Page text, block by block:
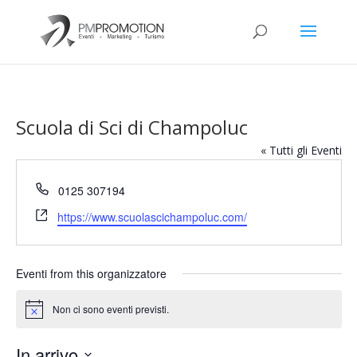
Scuola di Sci di Champoluc
« Tutti gli Eventi
Telefono
0125 307194
Website
https://www.scuolascichampoluc.com/
Eventi from this organizzatore
Notice Non ci sono eventi previsti.